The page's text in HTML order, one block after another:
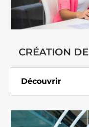
CRÉATION
Découvrir